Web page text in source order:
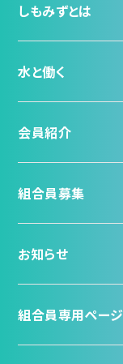
しもみずとは
水と働く
会員紹介
組合員募集
お知らせ
組合員専用ページ